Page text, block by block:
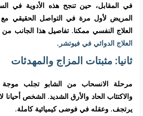
في المقابل، حين تنجح هذه الأدوية في
المريض لأول مرة في التواصل الحقيقي مع
العلاج النفسي ممكنا. تفاصيل هذا الجانب
العلاج الدوائي في فيوتشر .
ثانيا: مثبتات المزاج والمهدئات
مرحلة الانسحاب من الشابو تجلب موجة
والاكتئاب الحاد والأرق الشديد. الشخص أحيانا
يرتجف. وعقله في فوضى كيميائية كاملة.